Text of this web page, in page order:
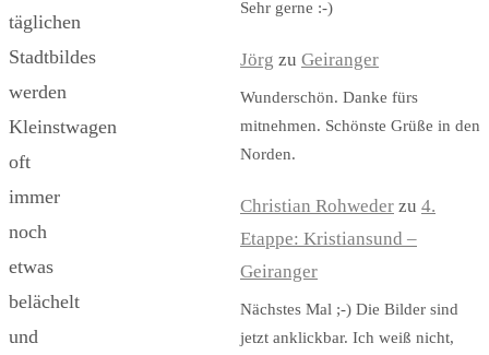
täglichen
Stadtbildes
werden
Kleinstwagen
oft
immer
noch
etwas
belächelt
und
Sehr gerne :-)
Jörg zu Geiranger
Wunderschön. Danke fürs
mitnehmen. Schönste Grüße in den
Norden.
Christian Rohweder zu 4.
Etappe: Kristiansund –
Geiranger
Nächstes Mal ;-) Die Bilder sind
jetzt anklickbar. Ich weiß nicht,